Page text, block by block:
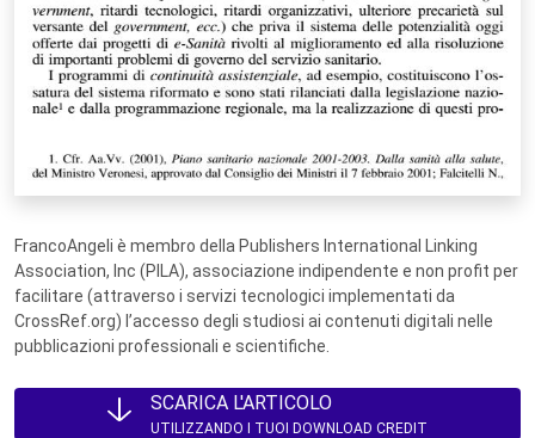
FrancoAngeli è membro della Publishers International Linking
Association, Inc (PILA), associazione indipendente e non profit per
facilitare (attraverso i servizi tecnologici implementati da
CrossRef.org) l’accesso degli studiosi ai contenuti digitali nelle
pubblicazioni professionali e scientifiche.
SCARICA L'ARTICOLO
UTILIZZANDO I TUOI DOWNLOAD CREDIT